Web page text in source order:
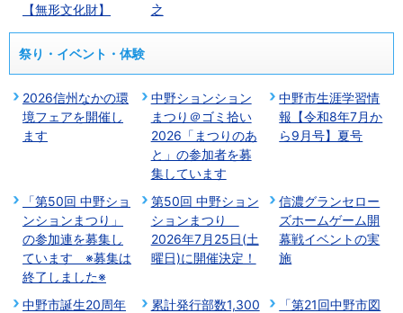
【無形文化財】 之
祭り・イベント・体験
2026信州なかの環
境フェアを開催し
ます
中野ションション
まつり＠ゴミ拾い
2026「まつりのあ
と」の参加者を募
集しています
中野市生涯学習情
報【令和8年7月か
ら9月号】夏号
「第50回 中野ショ
ンションまつり」
の参加連を募集し
ています ※募集は
終了しました※
第50回 中野ション
ションまつり
2026年7月25日(土
曜日)に開催決定！
信濃グランセロー
ズホームゲーム開
幕戦イベントの実
施
中野市誕生20周年
累計発行部数1,300
「第21回中野市図